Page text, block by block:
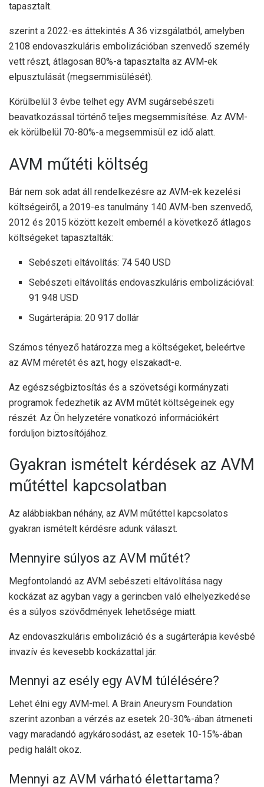
tapasztalt.
szerint a 2022-es áttekintés A 36 vizsgálatból, amelyben
2108 endovaszkuláris embolizációban szenvedő személy
vett részt, átlagosan 80%-a tapasztalta az AVM-ek
elpusztulását (megsemmisülését).
Körülbelül 3 évbe telhet egy AVM sugársebészeti
beavatkozással történő teljes megsemmisítése. Az AVM-
ek körülbelül 70-80%-a megsemmisül ez idő alatt.
AVM műtéti költség
Bár nem sok adat áll rendelkezésre az AVM-ek kezelési
költségeiről, a 2019-es tanulmány 140 AVM-ben szenvedő,
2012 és 2015 között kezelt embernél a következő átlagos
költségeket tapasztalták:
Sebészeti eltávolítás: 74 540 USD
Sebészeti eltávolítás endovaszkuláris embolizációval:
91 948 USD
Sugárterápia: 20 917 dollár
Számos tényező határozza meg a költségeket, beleértve
az AVM méretét és azt, hogy elszakadt-e.
Az egészségbiztosítás és a szövetségi kormányzati
programok fedezhetik az AVM műtét költségeinek egy
részét. Az Ön helyzetére vonatkozó információkért
forduljon biztosítójához.
Gyakran ismételt kérdések az AVM
műtéttel kapcsolatban
Az alábbiakban néhány, az AVM műtéttel kapcsolatos
gyakran ismételt kérdésre adunk választ.
Mennyire súlyos az AVM műtét?
Megfontolandó az AVM sebészeti eltávolítása nagy
kockázat az agyban vagy a gerincben való elhelyezkedése
és a súlyos szövődmények lehetősége miatt.
Az endovaszkuláris embolizáció és a sugárterápia kevésbé
invazív és kevesebb kockázattal jár.
Mennyi az esély egy AVM túlélésére?
Lehet élni egy AVM-mel. A Brain Aneurysm Foundation
szerint azonban a vérzés az esetek 20-30%-ában átmeneti
vagy maradandó agykárosodást, az esetek 10-15%-ában
pedig halált okoz.
Mennyi az AVM várható élettartama?